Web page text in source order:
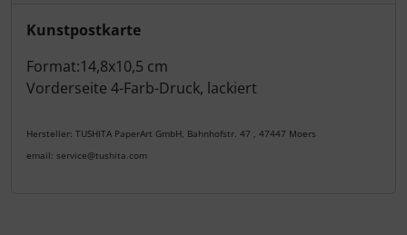
Produktbeschreibung
Kunstpostkarte
Format:14,8x10,5 cm
Vorderseite 4-Farb-Druck, lackiert
Hersteller: TUSHITA PaperArt GmbH, Bahnhofstr. 47 , 47447 Moers
email: service@tushita.com